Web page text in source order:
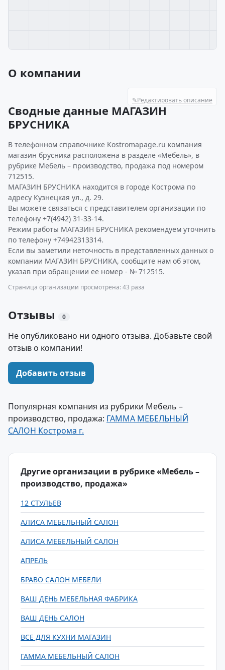
О компании
✎Редактировать описание
Сводные данные МАГАЗИН
БРУСНИКА
В телефонном справочнике Kostromapage.ru компания
магазин брусника расположена в разделе «Мебель», в
рубрике Мебель – производство, продажа под номером
712515.
МАГАЗИН БРУСНИКА находится в городе Кострома по
адресу Кузнецкая ул., д. 29.
Вы можете связаться с представителем организации по
телефону +7(4942) 31-33-14.
Режим работы МАГАЗИН БРУСНИКА рекомендуем уточнить
по телефону +74942313314.
Если вы заметили неточность в представленных данных о
компании МАГАЗИН БРУСНИКА, сообщите нам об этом,
указав при обращении ее номер - № 712515.
Страница организации просмотрена: 43 раза
Отзывы 0
Не опубликовано ни одного отзыва. Добавьте свой
отзыв о компании!
Добавить отзыв
Популярная компания из рубрики Мебель –
производство, продажа: ГАММА МЕБЕЛЬНЫЙ
САЛОН Кострома г.
Другие организации в рубрике «Мебель –
производство, продажа»
12 СТУЛЬЕВ
АЛИСА МЕБЕЛЬНЫЙ САЛОН
АЛИСА МЕБЕЛЬНЫЙ САЛОН
АПРЕЛЬ
БРАВО САЛОН МЕБЕЛИ
ВАШ ДЕНЬ МЕБЕЛЬНАЯ ФАБРИКА
ВАШ ДЕНЬ САЛОН
ВСЕ ДЛЯ КУХНИ МАГАЗИН
ГАММА МЕБЕЛЬНЫЙ САЛОН